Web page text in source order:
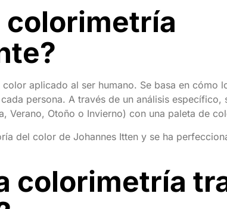
colorimetría
aplicado al ser humano. Se basa en cómo
persona. A través de un análisis específico,
Verano, Otoño o Invierno) con una paleta de
del color de Johannes Itten y se ha
colorimetría